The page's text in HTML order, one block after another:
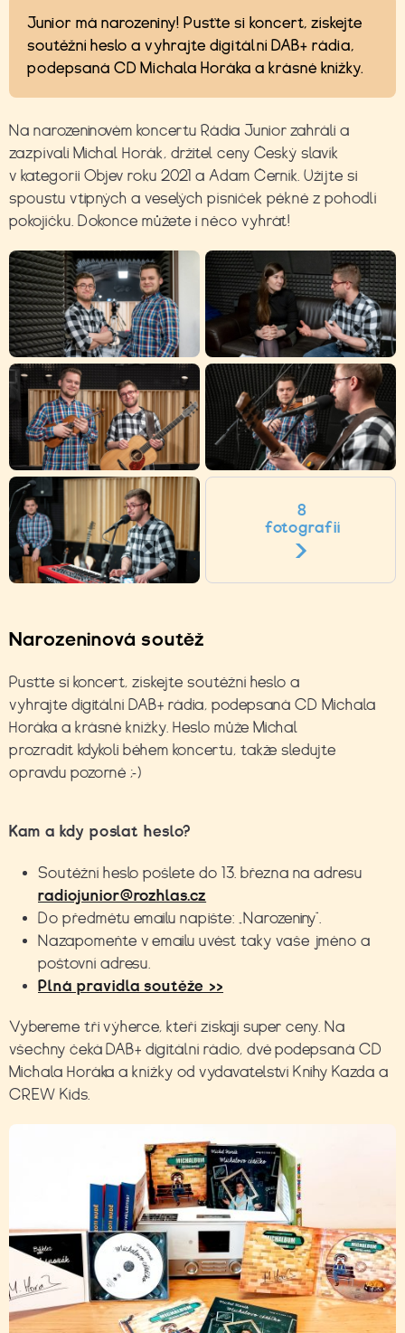
Junior má narozeniny! Pusťte si koncert, získejte
soutěžní heslo a vyhrajte digitální DAB+ rádia,
podepsaná CD Michala Horáka a krásné knížky.
Na narozeninovém koncertu Rádia Junior zahráli a
zazpívali Michal Horák, držitel ceny Český slavík
v kategorii Objev roku 2021 a Adam Černík. Užijte si
spoustu vtipných a veselých písniček pěkně z pohodlí
pokojíčku. Dokonce můžete i něco vyhrát!
8
fotografií
Narozeninová soutěž
Pusťte si koncert, získejte soutěžní heslo a
vyhrajte digitální DAB+ rádia, podepsaná CD Michala
Horáka a krásné knížky. Heslo může Michal
prozradit kdykoli během koncertu, takže sledujte
opravdu pozorně ;-)
Kam a kdy poslat heslo?
Soutěžní heslo pošlete do 13. března na adresu
radiojunior@rozhlas.cz
Do předmětu emailu napište: „Narozeniny“.
Nazapomeňte v emailu uvést taky vaše jméno a
poštovní adresu.
Plná pravidla soutěže >>
Vybereme tři výherce, kteří získají super ceny. Na
všechny čeká DAB+ digitální rádio, dvě podepsaná CD
Michala Horáka a knížky od vydavatelství Knihy Kazda a
CREW Kids.